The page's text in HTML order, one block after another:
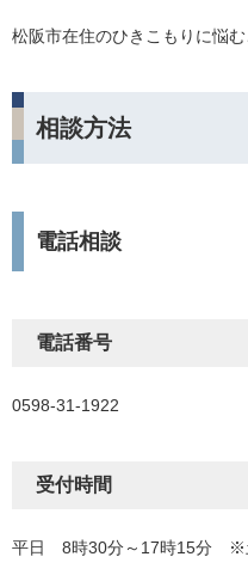
松阪市在住のひきこもりに悩
相談方法
電話相談
電話番号
0598-31-1922
受付時間
平日 8時30分～17時15分 ※